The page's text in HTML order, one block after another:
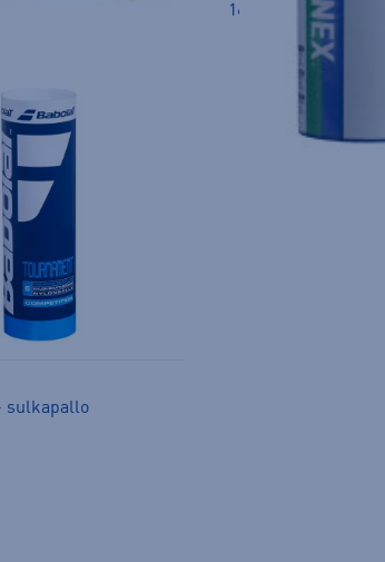
16,99 €
sulkapallo